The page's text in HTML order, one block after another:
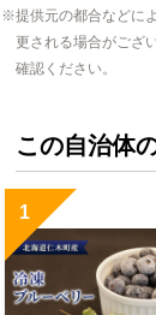
提供元の都合などに
更される場合がござ
確認ください。
この自治体
1